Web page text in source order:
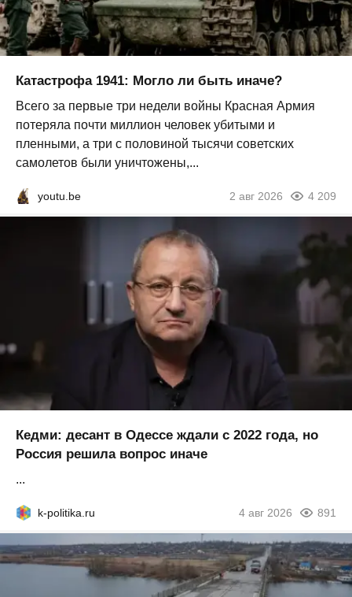
Катастрофа 1941: Могло ли быть иначе?
Всего за первые три недели войны Красная Армия
потеряла почти миллион человек убитыми и
пленными, а три с половиной тысячи советских
самолетов были уничтожены,...
youtu.be 2 авг 2026 4 209
Кедми: десант в Одессе ждали с 2022 года, но
Россия решила вопрос иначе
...
k-politika.ru 4 авг 2026 891